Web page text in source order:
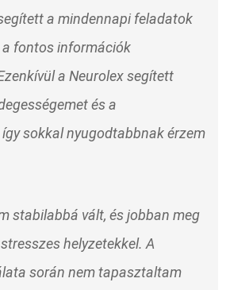
a mindennapi feladatok
a fontos információk
a Neurolex segített
és a
sokkal nyugodtabbnak érzem
stabilabbá vált, és jobban meg
helyzetekkel. A
során nem tapasztaltam